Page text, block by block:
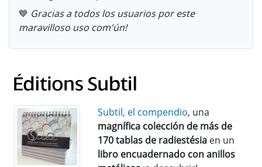
💙 Gracias a todos los usuarios por este
maravilloso uso com'ún!
Subtil, el compendio, una
magnífica colección de más de
170 tablas de radiestésia en un
libro encuadernado con anillos